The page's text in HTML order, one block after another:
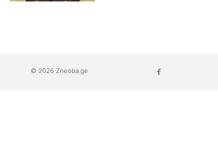
© 2026 Zneoba.ge